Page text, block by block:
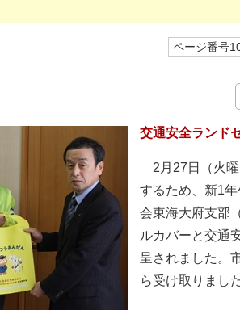
ページ番号
交通安全ランド
2月27日（火
するため、新1
会東海大府支部
ルカバーと交通
呈されました。
ら受け取りました